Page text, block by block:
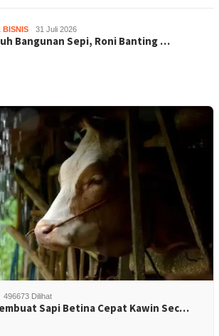
BISNIS 31 Juli 2026
Bangunan Sepi, Roni Banting …
496673 Dilihat
Sapi Betina Cepat Kawin Sec…